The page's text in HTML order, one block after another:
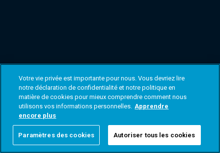
Votre vie privée est importante pour nous. Vous devriez lire
notre déclaration de confidentialité et notre politique en
matière de cookies pour mieux comprendre comment nous
utilisons vos informations personnelles. Apprendre
encore plus
Paramètres des cookies Autoriser tous les cookies